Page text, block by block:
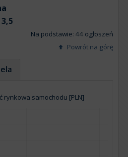
3,5
Na podstawie: 44 ogłoszeń
Powrót na górę
rynkowa samochodu [PLN]